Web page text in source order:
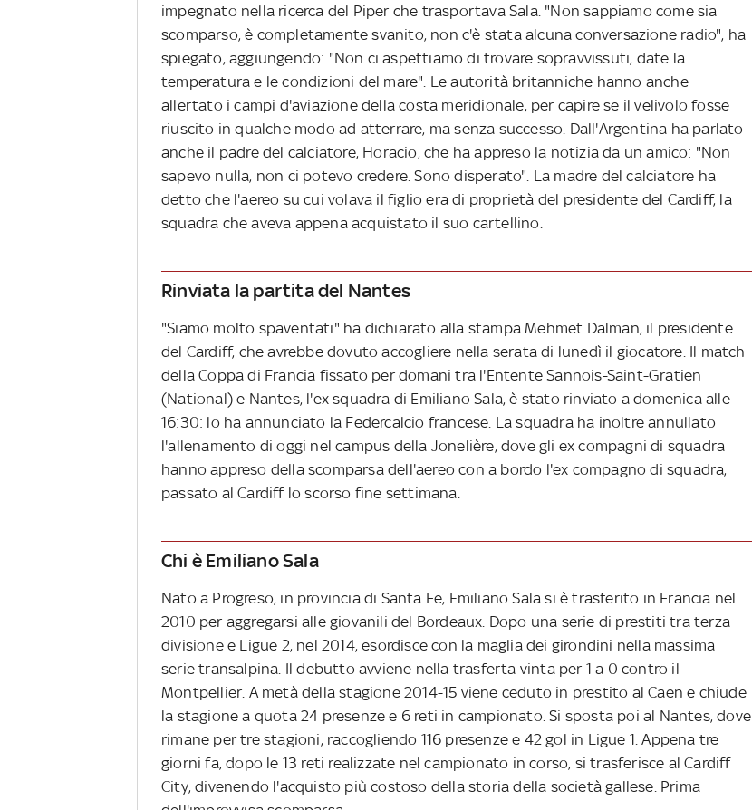
impegnato nella ricerca del Piper che trasportava Sala. "Non sappiamo come sia
scomparso, è completamente svanito, non c'è stata alcuna conversazione radio", ha
spiegato, aggiungendo: "Non ci aspettiamo di trovare sopravvissuti, date la
temperatura e le condizioni del mare". Le autorità britanniche hanno anche
allertato i campi d'aviazione della costa meridionale, per capire se il velivolo fosse
riuscito in qualche modo ad atterrare, ma senza successo. Dall'Argentina ha parlato
anche il padre del calciatore, Horacio, che ha appreso la notizia da un amico: "Non
sapevo nulla, non ci potevo credere. Sono disperato". La madre del calciatore ha
detto che l'aereo su cui volava il figlio era di proprietà del presidente del Cardiff, la
squadra che aveva appena acquistato il suo cartellino.
Rinviata la partita del Nantes
"Siamo molto spaventati" ha dichiarato alla stampa Mehmet Dalman, il presidente
del Cardiff, che avrebbe dovuto accogliere nella serata di lunedì il giocatore. Il match
della Coppa di Francia fissato per domani tra l'Entente Sannois-Saint-Gratien
(National) e Nantes, l'ex squadra di Emiliano Sala, è stato rinviato a domenica alle
16:30: lo ha annunciato la Federcalcio francese. La squadra ha inoltre annullato
l'allenamento di oggi nel campus della Jonelière, dove gli ex compagni di squadra
hanno appreso della scomparsa dell'aereo con a bordo l'ex compagno di squadra,
passato al Cardiff lo scorso fine settimana.
Chi è Emiliano Sala
Nato a Progreso, in provincia di Santa Fe, Emiliano Sala si è trasferito in Francia nel
2010 per aggregarsi alle giovanili del Bordeaux. Dopo una serie di prestiti tra terza
divisione e Ligue 2, nel 2014, esordisce con la maglia dei girondini nella massima
serie transalpina. Il debutto avviene nella trasferta vinta per 1 a 0 contro il
Montpellier. A metà della stagione 2014-15 viene ceduto in prestito al Caen e chiude
la stagione a quota 24 presenze e 6 reti in campionato. Si sposta poi al Nantes, dove
rimane per tre stagioni, raccogliendo 116 presenze e 42 gol in Ligue 1. Appena tre
giorni fa, dopo le 13 reti realizzate nel campionato in corso, si trasferisce al Cardiff
City, divenendo l'acquisto più costoso della storia della società gallese. Prima